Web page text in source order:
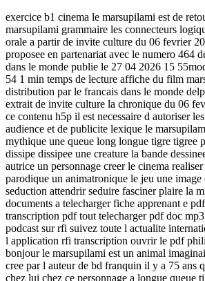
exercice b1 cinema le marsupilami est de
marsupilami grammaire les connecteurs
orale a partir de invite culture du 06 fevrier
proposee en partenariat avec le numero 464
dans le monde publie le 27 04 2026 15
54 1 min temps de lecture affiche du film
distribution par le francais dans le monde
extrait de invite culture la chronique du 06
ce contenu h5p il est necessaire d autoriser
audience et de publicite lexique le
mythique une queue long longue tigre tigree
dissipe dissipee une creature la bande
autrice un personnage creer le cinema
parodique un animatronique le jeu une image
seduction attendrir seduire fasciner plaire la
documents a telecharger fiche apprenant e
transcription pdf tout telecharger pdf doc
podcast sur rfi suivez toute l actualite
l application rfi transcription ouvrir le pdf
bonjour le marsupilami est un animal
cree par l auteur de bd franquin il y a 75 ans
chez lui chez ce personnage a longue queue